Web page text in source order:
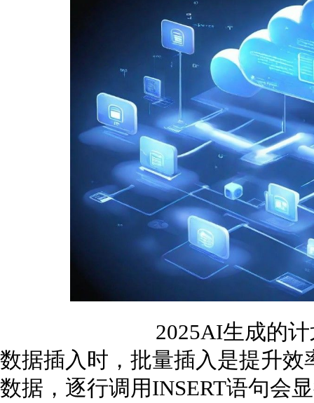
2025AI生成的
数据插入时，批量插入是提升
数据，逐行调用INSERT语句会